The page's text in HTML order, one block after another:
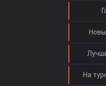
На